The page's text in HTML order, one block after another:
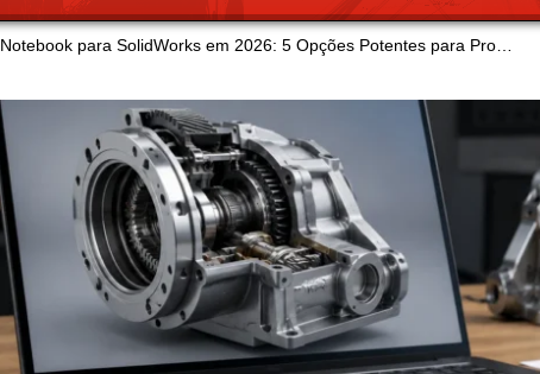
para SolidWorks em 2026: 5 Opções Potentes para Pro…